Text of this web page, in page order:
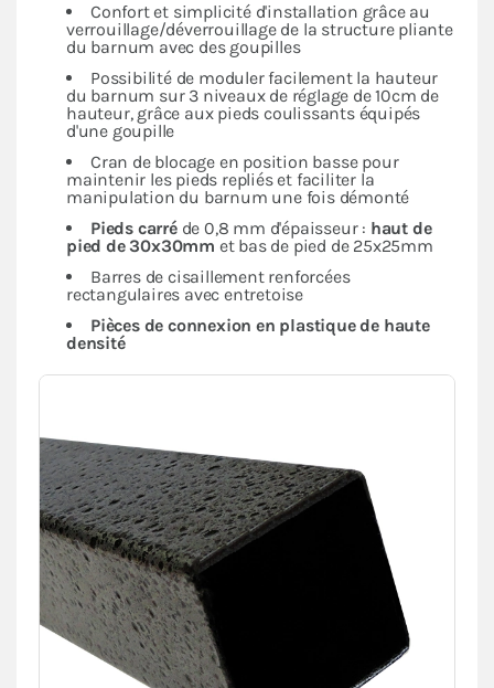
Confort et simplicité d'installation grâce au
verrouillage/déverrouillage de la structure pliante
du barnum avec des goupilles
Possibilité de moduler facilement la hauteur
du barnum sur 3 niveaux de réglage de 10cm de
hauteur, grâce aux pieds coulissants équipés
d'une goupille
Cran de blocage en position basse pour
maintenir les pieds repliés et faciliter la
manipulation du barnum une fois démonté
Pieds carréde 0,8 mm d'épaisseur : haut de
pied de 30x30mm et bas de pied de 25x25mm
Barres de cisaillement renforcées
rectangulaires avec entretoise
Pièces de connexion en plastique de haute
densité